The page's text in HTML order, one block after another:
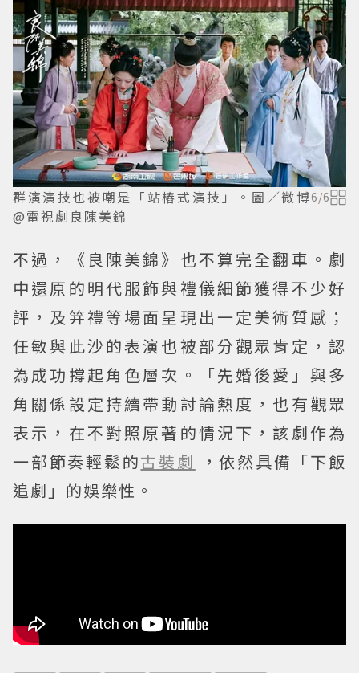
群演演技也被嘲是「站樁式演技」。圖／微博
@電視劇良陳美錦
6/6
不過，《良陳美錦》也不算完全翻車。劇
中還原的明代服飾與禮儀細節獲得不少好
評，及笄禮等場面呈現出一定美術質感；
任敏與此沙的表演也被部分觀眾肯定，認
為成功撐起角色層次。「先婚後愛」與多
角關係設定持續帶動討論熱度，也有觀眾
表示，在不對照原著的情況下，該劇作為
一部節奏輕鬆的古裝劇
，依然具備「下飯
追劇」的娛樂性。